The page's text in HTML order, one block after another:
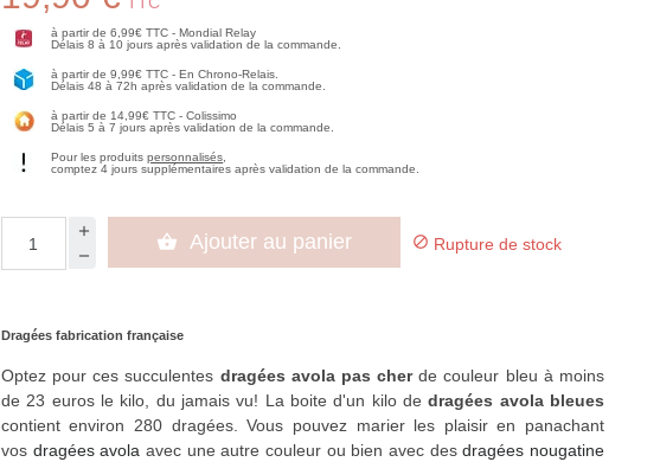
à partir de 6,99€ TTC - Mondial Relay
Délais 8 à 10 jours après validation de la commande.
à partir de 9,99€ TTC - En Chrono-Relais.
Délais 48 à 72h après validation de la commande.
à partir de 14,99€ TTC - Colissimo
Délais 5 à 7 jours après validation de la commande.
Pour les produitspersonnalisés
comptez 4 jours supplémentaires après validation de la commande.
 Ajouter au panier  Rupture de stock
Dragées fabrication française
Optez pour ces succulentes dragées avola pas cherde couleur bleu à moins
de 23 euros le kilo, du jamais vu! La boite d'un kilo dedragées avola bleues
contient environ 280 dragées. Vous pouvez marier les plaisir en panachant
vos dragées avola avec une autre couleur ou bien avec desdragées nougatine